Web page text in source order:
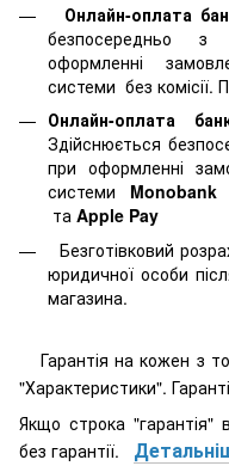
Онлайн-оплата
безпосередньо з
оформленні
системи без комісії.
Онлайн-оплата
Здійснюється
при оформленні
системи Monobank
та Apple Pay
Безготівковий
юридичної особи
магазина.
Гарантія на кожен з
"Характеристики".
Якщо строка "гарантія"
без гарантії.